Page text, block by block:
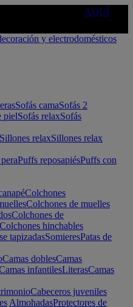
AQUÍ
Sofás camaSofás 2
pielSofás relaxSofás
Sillones relaxSillones relax
Puffs reposapiésPuffs con
Colchones
Colchones de muelles
Colchones de
Colchones hinchables
tapizadasSomieresPatas de
Camas doblesCamas
infantilesLiterasCamas
Cabeceros juveniles
AlmohadasProtectores de